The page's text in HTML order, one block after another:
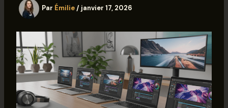
Par Émilie / janvier 17, 2026